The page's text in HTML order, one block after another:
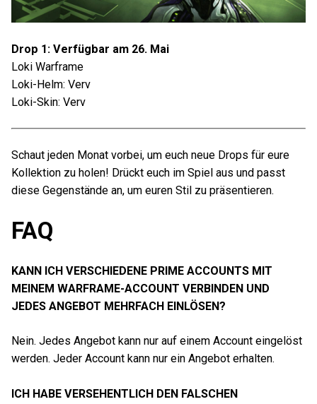
Drop 1: Verfügbar am 26. Mai
Loki Warframe
Loki-Helm: Verv
Loki-Skin: Verv
Schaut jeden Monat vorbei, um euch neue Drops für eure
Kollektion zu holen! Drückt euch im Spiel aus und passt
diese Gegenstände an, um euren Stil zu präsentieren.
FAQ
KANN ICH VERSCHIEDENE PRIME ACCOUNTS MIT
MEINEM WARFRAME-ACCOUNT VERBINDEN UND
JEDES ANGEBOT MEHRFACH EINLÖSEN?
Nein. Jedes Angebot kann nur auf einem Account eingelöst
werden. Jeder Account kann nur ein Angebot erhalten.
ICH HABE VERSEHENTLICH DEN FALSCHEN